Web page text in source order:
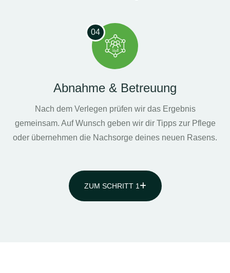
04
Abnahme & Betreuung
Nach dem Verlegen prüfen wir das Ergebnis
gemeinsam. Auf Wunsch geben wir dir Tipps zur Pflege
oder übernehmen die Nachsorge deines neuen Rasens.
ZUM SCHRITT 1